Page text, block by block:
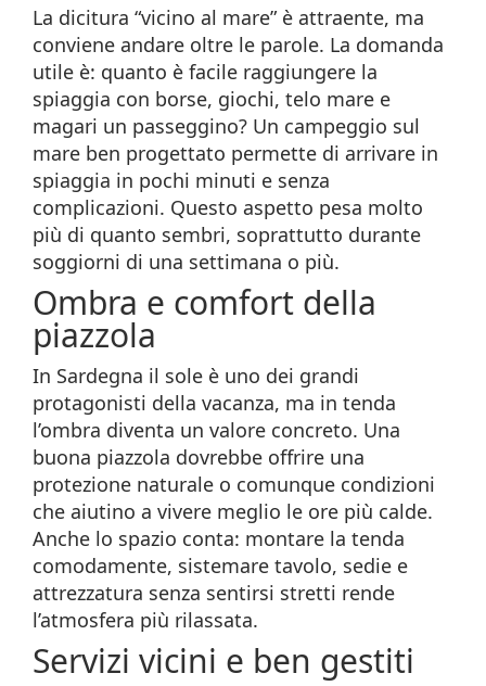
La dicitura “vicino al mare” è attraente, ma
conviene andare oltre le parole. La domanda
utile è: quanto è facile raggiungere la
spiaggia con borse, giochi, telo mare e
magari un passeggino? Un campeggio sul
mare ben progettato permette di arrivare in
spiaggia in pochi minuti e senza
complicazioni. Questo aspetto pesa molto
più di quanto sembri, soprattutto durante
soggiorni di una settimana o più.
Ombra e comfort della
piazzola
In Sardegna il sole è uno dei grandi
protagonisti della vacanza, ma in tenda
l’ombra diventa un valore concreto. Una
buona piazzola dovrebbe offrire una
protezione naturale o comunque condizioni
che aiutino a vivere meglio le ore più calde.
Anche lo spazio conta: montare la tenda
comodamente, sistemare tavolo, sedie e
attrezzatura senza sentirsi stretti rende
l’atmosfera più rilassata.
Servizi vicini e ben gestiti